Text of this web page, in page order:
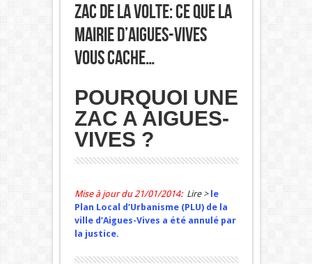
ZAC de la Volte: ce que la
mairie d’Aigues-Vives
vous cache…
POURQUOI UNE
ZAC A AIGUES-
VIVES ?
Mise à jour du 21/01/2014:Lire > le
Plan Local d’Urbanisme (PLU) de la
ville d’Aigues-Vives a été annulé par
la justice.